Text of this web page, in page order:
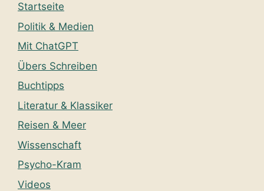
Startseite
Politik & Medien
Mit ChatGPT
Übers Schreiben
Buchtipps
Literatur & Klassiker
Reisen & Meer
Wissenschaft
Psycho-Kram
Videos